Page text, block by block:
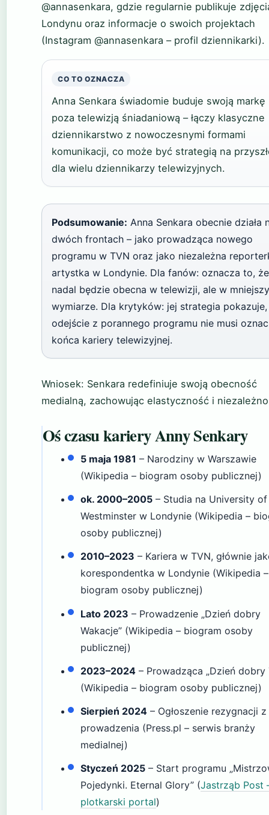
@annasenkara, gdzie regularnie publikuje
Londynu oraz informacje o swoich projektach
(Instagram @annasenkara – profil dziennikarki).
CO TO OZNACZA
Anna Senkara świadomie buduje swoją markę
poza telewizją śniadaniową – łączy klasyczne
dziennikarstwo z nowoczesnymi formami
komunikacji, co może być strategią na
dla wielu dziennikarzy telewizyjnych.
Podsumowanie: Anna Senkara obecnie działa
dwóch frontach – jako prowadząca nowego
programu w TVN oraz jako niezależna
artystka w Londynie. Dla fanów: oznacza to, że
nadal będzie obecna w telewizji, ale w
wymiarze. Dla krytyków: jej strategia
odejście z porannego programu nie musi
końca kariery telewizyjnej.
Wniosek: Senkara redefiniuje swoją obecność
medialną, zachowując elastyczność i
Oś czasu kariery Anny Senkary
5 maja 1981 – Narodziny w Warszawie
(Wikipedia – biogram osoby publicznej)
ok. 2000–2005 – Studia na University of
Westminster w Londynie (Wikipedia –
osoby publicznej)
2010–2023 – Kariera w TVN, głównie
korespondentka w Londynie (Wikipedia –
biogram osoby publicznej)
Lato 2023 – Prowadzenie „Dzień dobry
Wakacje” (Wikipedia – biogram osoby
publicznej)
2023–2024 – Prowadząca „Dzień dobry
(Wikipedia – biogram osoby publicznej)
Sierpień 2024 – Ogłoszenie rezygnacji z
prowadzenia (Press.pl – serwis branży
medialnej)
Styczeń 2025 – Start programu
Pojedynki. Eternal Glory” (Jastrząb Post
plotkarski portal)